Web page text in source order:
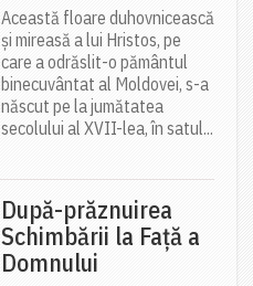
Această floare duhovnicească
și mireasă a lui Hristos, pe
care a odrăslit-o pământul
binecuvântat al Moldovei, s-a
născut pe la jumătatea
secolului al XVII-lea, în satul...
După-prăznuirea
Schimbării la Față a
Domnului